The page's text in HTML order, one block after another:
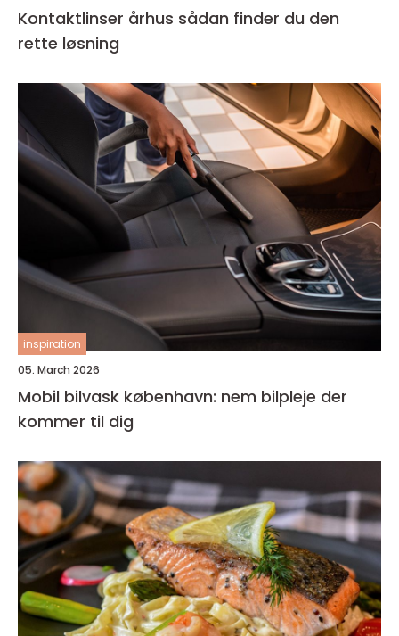
Kontaktlinser århus sådan finder du den
rette løsning
inspiration
05. March 2026
Mobil bilvask københavn: nem bilpleje der
kommer til dig